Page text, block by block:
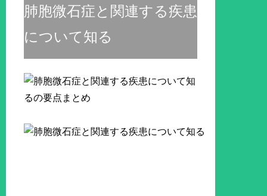
肺胞微石症と関連する疾患
について知る